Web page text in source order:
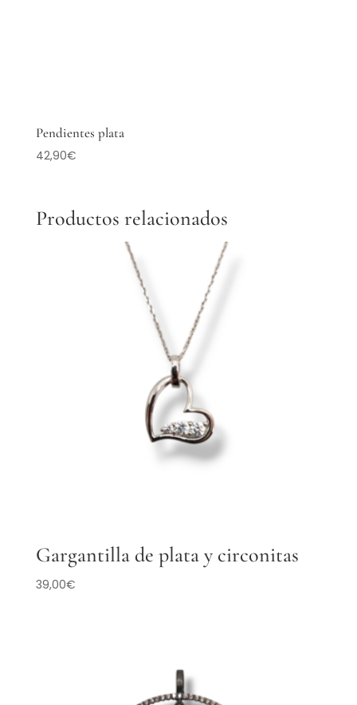
Pendientes plata
42,90€
Productos relacionados
Gargantilla de plata y circonitas
39,00€